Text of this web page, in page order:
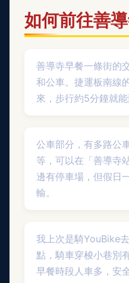
如何前往善
善導寺早餐一條街的
和公車。捷運板南線
來，步行約5分鐘就能
公車部分，有多路公
等，可以在「善導寺
邊有停車場，但假日
輸。
我上次是騎YouBike
點，騎車穿梭小巷別
早餐時段人車多，安